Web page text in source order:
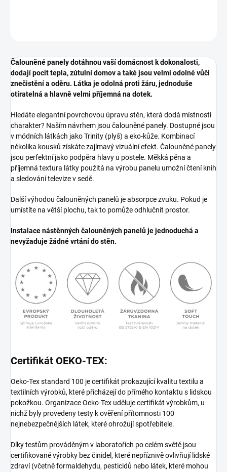
Čalouněné panely dotáhnou vaší domácnost k dokonalosti,
dodají pocit tepla, zútulní domov a také jsou velmi odolné vůči
znečistění a oděru. Látka je odolná proti žáru, jednoduše
otíratelná a hlavně velmi příjemná na dotek.
Hledáte elegantní povrchovou úpravu stěn, která dodá místnosti
charakter? Naším návrhem jsou čalouněné panely. Dostupné jsou
v módních látkách jako Trinity (plyš) a eko-kůže. Kombinací
několika kousků získáte zajímavý vizuální efekt. Čalouněné panely
jsou perfektní jako podpěra hlavy u postele. Měkká pěna a
příjemná textura látky použitá na výrobu panelu umožní čtení knih
a sledování televize v sedě.
Další výhodou čalouněných panelů je absorpce zvuku. Pokud je
umístíte na větší plochu, tak to pomůže odhlučnit prostor.
Instalace nástěnných čalouněných panelů je jednoduchá a
nevyžaduje žádné vrtání do stěn.
Certifikát OEKO-TEX:
Oeko-Tex standard 100 je certifikát prokazující kvalitu textilu a
textilních výrobků, které přicházejí do přímého kontaktu s lidskou
pokožkou. Organizace Oeko-Tex uděluje certifikát výrobkům, u
nichž byly provedeny testy k ověření přítomnosti 100
nejnebezpečnějších látek, které ohrožují spotřebitele.
Díky testům prováděným v laboratořích po celém světě jsou
certifikované výrobky bez činidel, které nepříznivě ovlivňují lidské
zdraví (včetně formaldehydu, pesticidů nebo látek, které mohou